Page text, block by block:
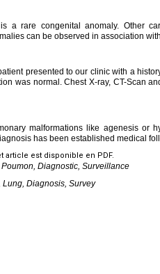
a rare congenital anomaly. Other
can be observed in association
presented to our clinic with a
was normal. Chest X-ray, CT-Scan
malformations like agenesis or
has been established medical
article est disponible en PDF.
Diagnostic, Surveillance
Lung, Diagnosis, Survey